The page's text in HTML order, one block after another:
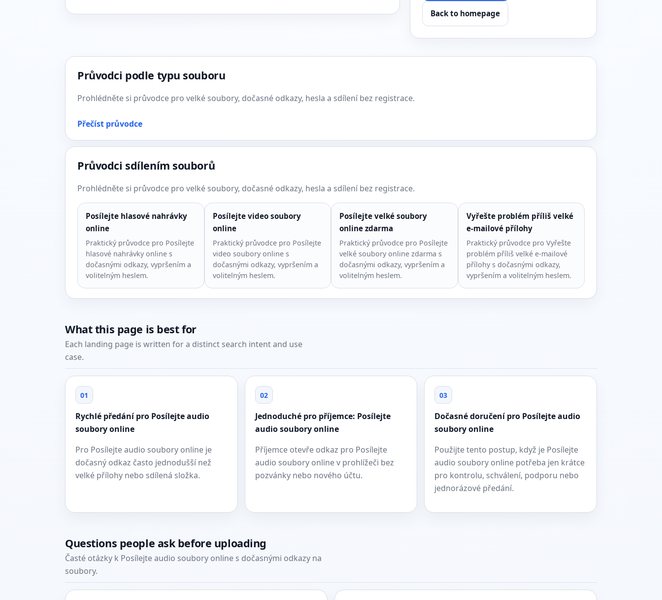
Back to homepage
Průvodci podle typu souboru
Prohlédněte si průvodce pro velké soubory, dočasné odkazy, hesla a sdílení bez registrace.
Přečíst průvodce
Průvodci sdílením souborů
Prohlédněte si průvodce pro velké soubory, dočasné odkazy, hesla a sdílení bez registrace.
Posílejte hlasové nahrávky
online
Praktický průvodce pro Posílejte
hlasové nahrávky online s
dočasnými odkazy, vypršením a
volitelným heslem.
Posílejte video soubory
online
Praktický průvodce pro Posílejte
video soubory online s
dočasnými odkazy, vypršením a
volitelným heslem.
Posílejte velké soubory
online zdarma
Praktický průvodce pro Posílejte
velké soubory online zdarma s
dočasnými odkazy, vypršením a
volitelným heslem.
Vyřešte problém příliš velké
e-mailové přílohy
Praktický průvodce pro Vyřešte
problém příliš velké e-mailové
přílohy s dočasnými odkazy,
vypršením a volitelným heslem.
What this page is best for
Each landing page is written for a distinct search intent and use
case.
01
Rychlé předání pro Posílejte audio
soubory online
Pro Posílejte audio soubory online je
dočasný odkaz často jednodušší než
velké přílohy nebo sdílená složka.
02
Jednoduché pro příjemce: Posílejte
audio soubory online
Příjemce otevře odkaz pro Posílejte
audio soubory online v prohlížeči bez
pozvánky nebo nového účtu.
03
Dočasné doručení pro Posílejte audio
soubory online
Použijte tento postup, když je Posílejte
audio soubory online potřeba jen krátce
pro kontrolu, schválení, podporu nebo
jednorázové předání.
Questions people ask before uploading
Časté otázky k Posílejte audio soubory online s dočasnými odkazy na
soubory.